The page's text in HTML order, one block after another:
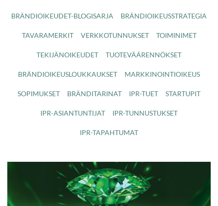
BRÄNDIOIKEUDET-BLOGISARJA BRÄNDIOIKEUSSTRATEGIA
TAVARAMERKIT VERKKOTUNNUKSET TOIMINIMET
TEKIJÄNOIKEUDET TUOTEVÄÄRENNÖKSET
BRÄNDIOIKEUSLOUKKAUKSET MARKKINOINTIOIKEUS
SOPIMUKSET BRÄNDITARINAT IPR-TUET STARTUPIT
IPR-ASIANTUNTIJAT IPR-TUNNUSTUKSET
IPR-TAPAHTUMAT